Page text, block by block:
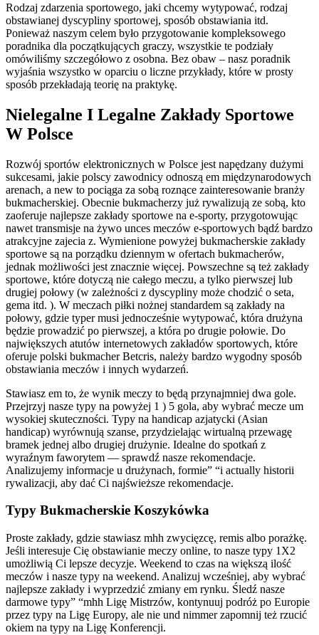
Rodzaj zdarzenia sportowego, jaki chcemy wytypować, rodzaj
obstawianej dyscypliny sportowej, sposób obstawiania itd.
Ponieważ naszym celem było przygotowanie kompleksowego
poradnika dla początkujących graczy, wszystkie te podziały
omówiliśmy szczegółowo z osobna. Bez obaw – nasz poradnik
wyjaśnia wszystko w oparciu o liczne przykłady, które w prosty
sposób przekładają teorię na praktykę.
Nielegalne I Legalne Zakłady Sportowe
W Polsce
Rozwój sportów elektronicznych w Polsce jest napędzany dużymi
sukcesami, jakie polscy zawodnicy odnoszą em międzynarodowych
arenach, a new to pociąga za sobą roznące zainteresowanie branży
bukmacherskiej. Obecnie bukmacherzy już rywalizują ze sobą, kto
zaoferuje najlepsze zakłady sportowe na e-sporty, przygotowując
nawet transmisje na żywo unces meczów e-sportowych bądź bardzo
atrakcyjne zajecia z. Wymienione powyżej bukmacherskie zakłady
sportowe są na porządku dziennym w ofertach bukmacherów,
jednak możliwości jest znacznie więcej. Powszechne są też zakłady
sportowe, które dotyczą nie całego meczu, a tylko pierwszej lub
drugiej połowy (w zależności z dyscypliny może chodzić o seta,
gema itd. ). W meczach piłki nożnej standardem są zakłady na
połowy, gdzie typer musi jednocześnie wytypować, która drużyna
będzie prowadzić po pierwszej, a która po drugie połowie. Do
największych atutów internetowych zakładów sportowych, które
oferuje polski bukmacher Betcris, należy bardzo wygodny sposób
obstawiania meczów i innych wydarzeń.
Stawiasz em to, że wynik meczy to będą przynajmniej dwa gole.
Przejrzyj nasze typy na powyżej 1 ) 5 gola, aby wybrać mecze um
wysokiej skuteczności. Typy na handicap azjatycki (Asian
handicap) wyrównują szanse, przydzielając wirtualną przewagę
bramek jednej albo drugiej drużynie. Idealne do spotkań z
wyraźnym faworytem — sprawdź nasze rekomendacje.
Analizujemy informacje u drużynach, formie” “i actually historii
rywalizacji, aby dać Ci najświeższe rekomendacje.
Typy Bukmacherskie Koszykówka
Proste zakłady, gdzie stawiasz mhh zwycięzcę, remis albo porażkę.
Jeśli interesuje Cię obstawianie meczy online, to nasze typy 1X2
umożliwią Ci lepsze decyzje. Weekend to czas na większą ilość
meczów i nasze typy na weekend. Analizuj wcześniej, aby wybrać
najlepsze zakłady i wyprzedzić zmiany em rynku. Śledź nasze
darmowe typy” “mhh Ligę Mistrzów, kontynuuj podróż po Europie
przez typy na Ligę Europy, ale nie und nimmer zapomnij też rzucić
okiem na typy na Ligę Konferencji.